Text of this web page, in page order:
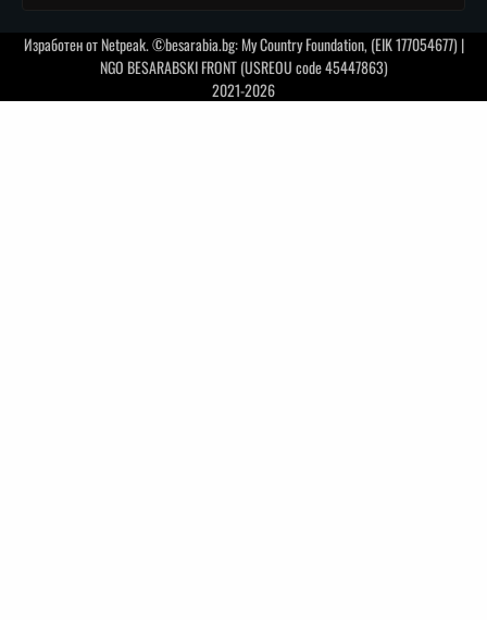
Изработен отNetpeak. ©besarabia.bg: My Country Foundation, (EIK 177054677) |
NGO BESARABSKI FRONT (USREOU code 45447863)
2021-2026